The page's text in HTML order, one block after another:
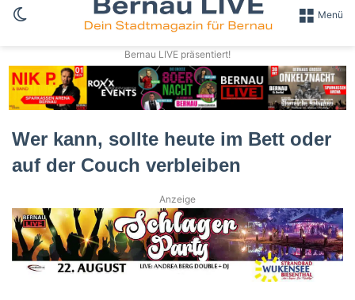
Skin umschalten Menü
Bernau LIVE präsentiert!
Wer kann, sollte heute im Bett oder
auf der Couch verbleiben
Anzeige